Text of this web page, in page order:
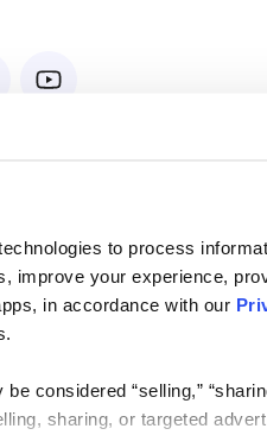
to process
improve your experience,
in accordance with our
considered “selling,”
sharing, or targeted